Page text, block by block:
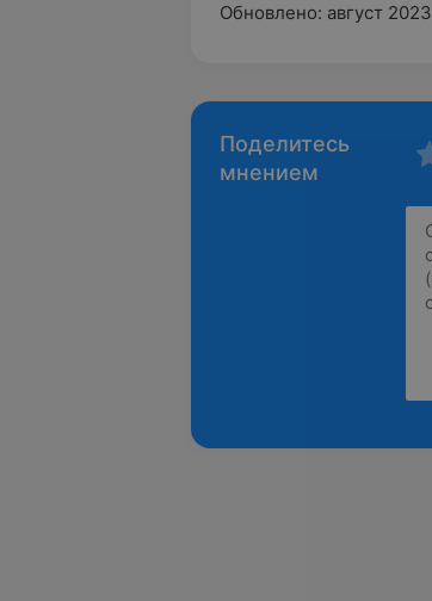
Обновлено: август 2023
Поделитесь
мнением